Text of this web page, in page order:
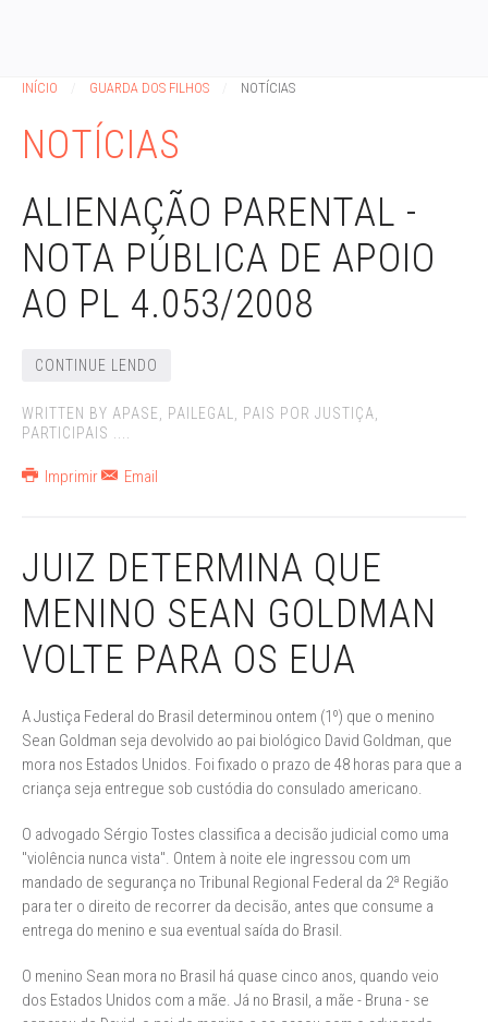
INÍCIO GUARDA DOS FILHOS NOTÍCIAS
NOTÍCIAS
ALIENAÇÃO PARENTAL -
NOTA PÚBLICA DE APOIO
AO PL 4.053/2008
CONTINUE LENDO
WRITTEN BY APASE, PAILEGAL, PAIS POR JUSTIÇA,
PARTICIPAIS ....
Imprimir Email
JUIZ DETERMINA QUE
MENINO SEAN GOLDMAN
VOLTE PARA OS EUA
A Justiça Federal do Brasil determinou ontem (1º) que o menino
Sean Goldman seja devolvido ao pai biológico David Goldman, que
mora nos Estados Unidos. Foi fixado o prazo de 48 horas para que a
criança seja entregue sob custódia do consulado americano.
O advogado Sérgio Tostes classifica a decisão judicial como uma
"violência nunca vista". Ontem à noite ele ingressou com um
mandado de segurança no Tribunal Regional Federal da 2ª Região
para ter o direito de recorrer da decisão, antes que consume a
entrega do menino e sua eventual saída do Brasil.
O menino Sean mora no Brasil há quase cinco anos, quando veio
dos Estados Unidos com a mãe. Já no Brasil, a mãe - Bruna - se